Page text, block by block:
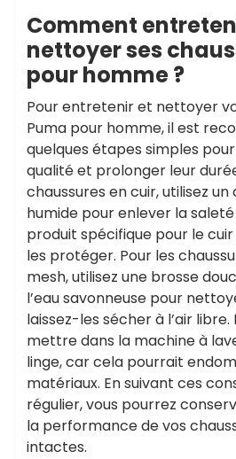
Comment
nettoyer ses
pour homme ?
Pour entretenir et nettoyer
Puma pour homme, il est
quelques étapes simples
qualité et prolonger leur
chaussures en cuir, utilisez
humide pour enlever la
produit spécifique pour le
les protéger. Pour les
mesh, utilisez une brosse
l’eau savonneuse pour
laissez-les sécher à l’air libre.
mettre dans la machine à
linge, car cela pourrait
matériaux. En suivant ces
régulier, vous pourrez
la performance de vos
intactes.